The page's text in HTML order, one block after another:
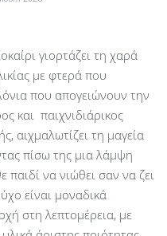
γιορτάζει τη χαρά
με φτερά που
που απογειώνουν την
και παιχνιδιάρικος
αιχμαλωτίζει τη μαγεία
πίσω της μια λάμψη
να νιώθει σαν να ζει
είναι μοναδικά
στη λεπτομέρεια, με